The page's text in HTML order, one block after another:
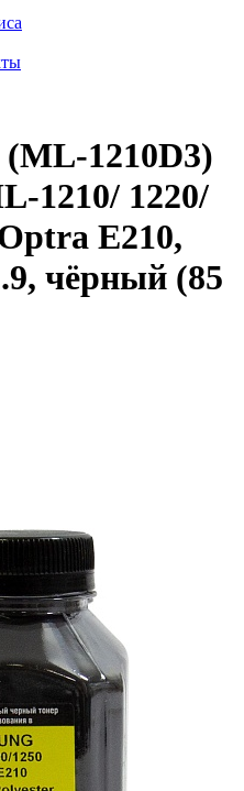
1210D3)
1210/ 1220/
E210,
чёрный (85